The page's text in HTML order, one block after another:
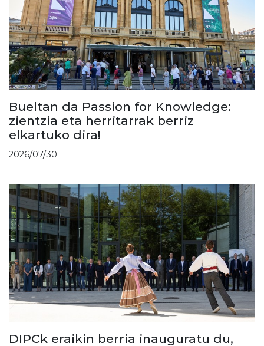
Bueltan da Passion for Knowledge:
zientzia eta herritarrak berriz
elkartuko dira!
2026/07/30
DIPCk eraikin berria inauguratu du,